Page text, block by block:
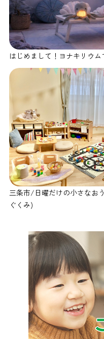
はじめまして！ヨナキリウム
三条市/日曜だけの小さなお
ぐくみ)